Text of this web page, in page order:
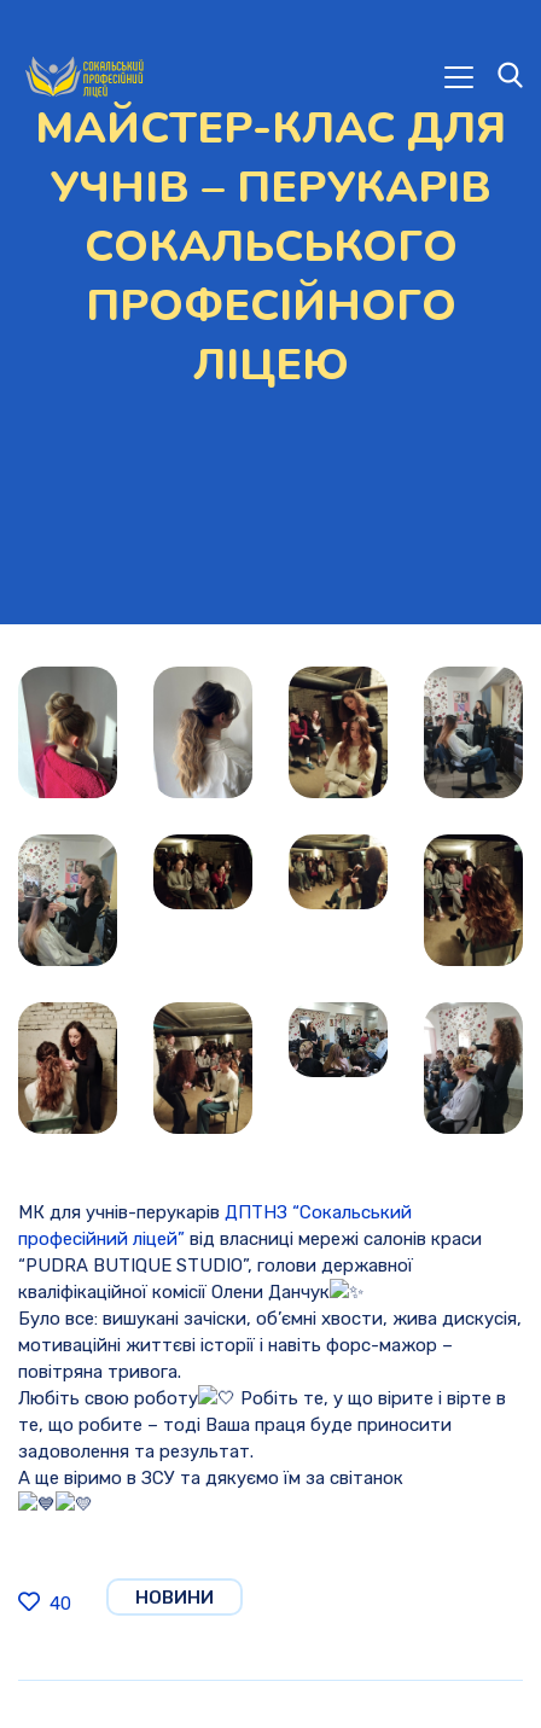
МАЙСТЕР-КЛАС ДЛЯ
УЧНІВ – ПЕРУКАРІВ
СОКАЛЬСЬКОГО
ПРОФЕСІЙНОГО
ЛІЦЕЮ
МК для учнів-перукарів ДПТНЗ “Сокальський
професійний ліцей” від власниці мережі салонів краси
“PUDRA BUTIQUE STUDIO”, голови державної
кваліфікаційної комісії Олени Данчук
Було все: вишукані зачіски, об’ємні хвости, жива дискусія,
мотиваційні життєві історії і навіть форс-мажор –
повітряна тривога.
Любіть свою роботу
Робіть те, у що вірите і вірте в
те, що робите – тоді Ваша праця буде приносити
задоволення та результат.
А ще віримо в ЗСУ та дякуємо їм за світанок
40 НОВИНИ